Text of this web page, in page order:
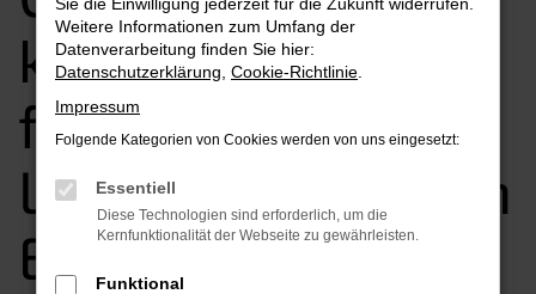
kaufen, leasen,
finanzieren |
Lieferservice nach
Erding
Weitere Informationen zum Umfang der
Datenverarbeitung finden Sie hier:
Datenschutzerklärung Cookie-Richtlinie
Impressum
Folgende Kategorien von Cookies werden von uns eingesetzt:
Essentiell
Diese Technologien sind erforderlich, um die
Kernfunktionalität der Webseite zu gewährleisten.
Funktional